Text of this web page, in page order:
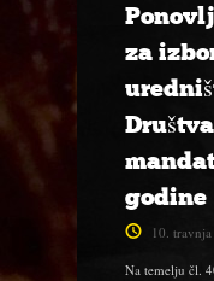
za
godine
10.
Na temelju čl.